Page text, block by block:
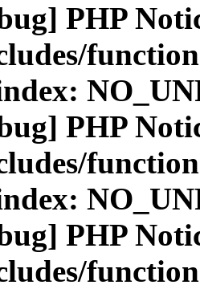
PHP
PHP
PHP